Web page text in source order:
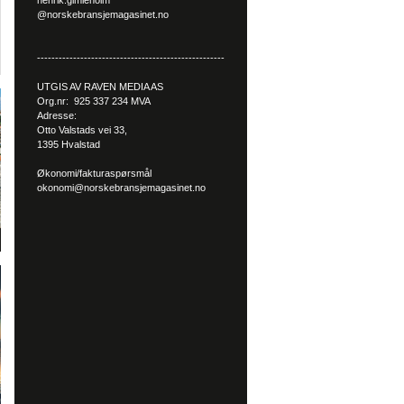
@norskebransjemagasinet.no
----------------------------------------------------
UTGIS AV RAVEN MEDIA AS
Org.nr: 925 337 234 MVA
Adresse:
Otto Valstads vei 33,
1395 Hvalstad
Økonomi/fakturaspørsmål
okonomi@norskebransjemagasinet.no